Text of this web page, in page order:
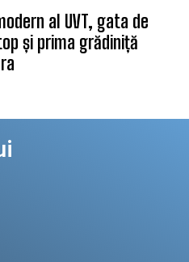
al UVT, gata de
și prima grădiniță